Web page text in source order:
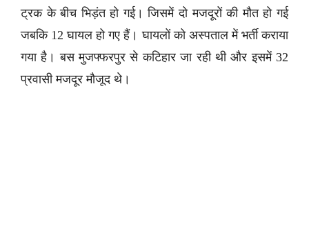
ट्रक के बीच भिड़ंत हो गई। जिसमें दो मजदूरों की मौत हो गई
जबकि 12 घायल हो गए हैं। घायलों को अस्पताल में भर्ती कराया
गया है। बस मुजफ्फरपुर से कटिहार जा रही थी और इसमें 32
प्रवासी मजदूर मौजूद थे।